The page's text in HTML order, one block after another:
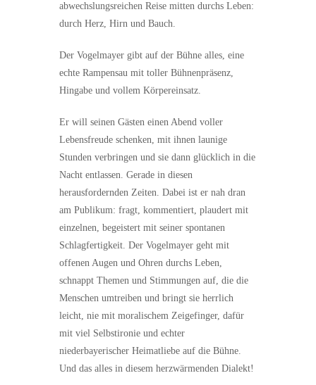
abwechslungsreichen Reise mitten durchs Leben:
durch Herz, Hirn und Bauch.
Der Vogelmayer gibt auf der Bühne alles, eine
echte Rampensau mit toller Bühnenpräsenz,
Hingabe und vollem Körpereinsatz.
Er will seinen Gästen einen Abend voller
Lebensfreude schenken, mit ihnen launige
Stunden verbringen und sie dann glücklich in die
Nacht entlassen. Gerade in diesen
herausfordernden Zeiten. Dabei ist er nah dran
am Publikum: fragt, kommentiert, plaudert mit
einzelnen, begeistert mit seiner spontanen
Schlagfertigkeit. Der Vogelmayer geht mit
offenen Augen und Ohren durchs Leben,
schnappt Themen und Stimmungen auf, die die
Menschen umtreiben und bringt sie herrlich
leicht, nie mit moralischem Zeigefinger, dafür
mit viel Selbstironie und echter
niederbayerischer Heimatliebe auf die Bühne.
Und das alles in diesem herzwärmenden Dialekt!